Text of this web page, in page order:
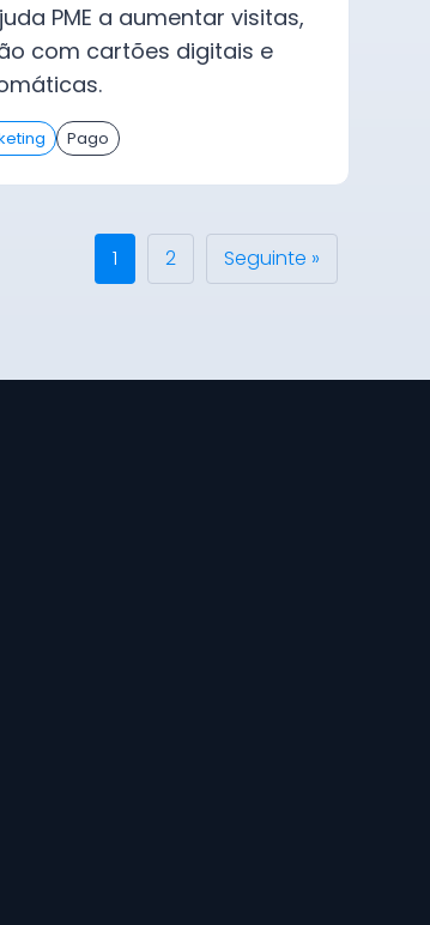
PME a aumentar visitas,
com cartões digitais e
Pago
1 2 Seguinte »